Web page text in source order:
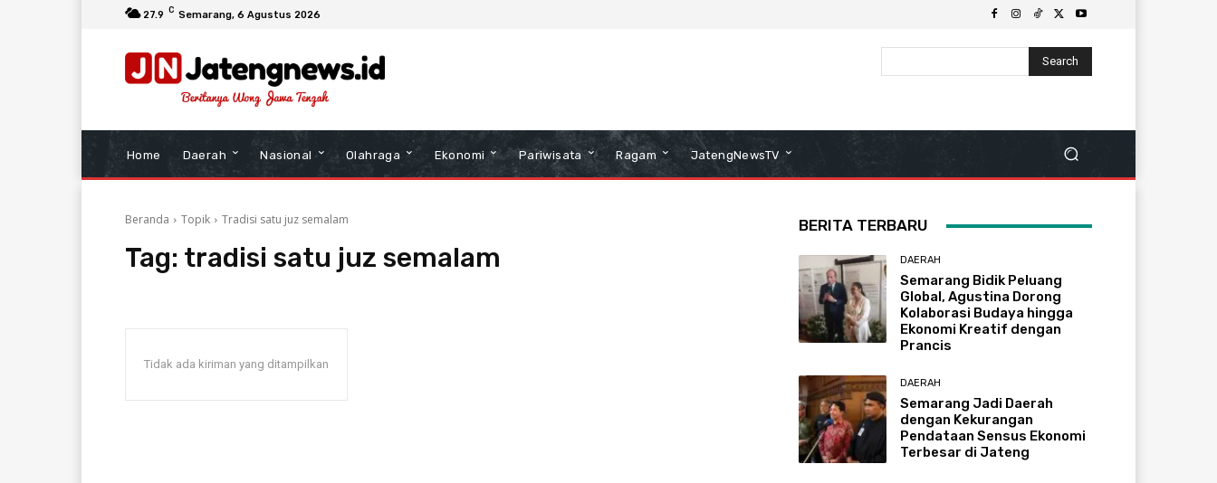
27.9 C Semarang, 6 Agustus 2026
Search
Home Daerah Nasional Olahraga Ekonomi Pariwisata Ragam JatengNewsTV
Beranda Topik Tradisi satu juz semalam
Tag: tradisi satu juz semalam
Tidak ada kiriman yang ditampilkan
BERITA TERBARU
DAERAH
Semarang Bidik Peluang
Global, Agustina Dorong
Kolaborasi Budaya hingga
Ekonomi Kreatif dengan
Prancis
DAERAH
Semarang Jadi Daerah
dengan Kekurangan
Pendataan Sensus Ekonomi
Terbesar di Jateng